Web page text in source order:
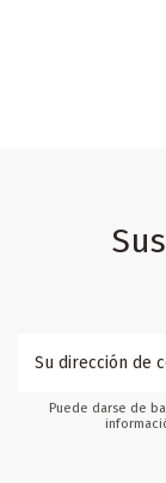
Puede darse de